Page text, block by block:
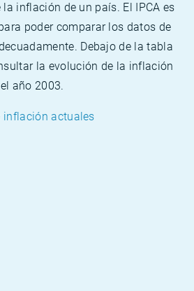
inflación de un país. El IPCA es
poder comparar los datos de
Debajo de la tabla
la evolución de la inflación
año 2003.
inflación actuales